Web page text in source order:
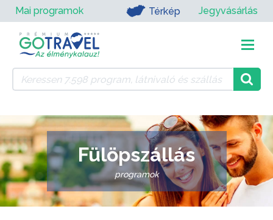
Mai programok Térkép Jegyvásárlás
Fülöpszállás
programok